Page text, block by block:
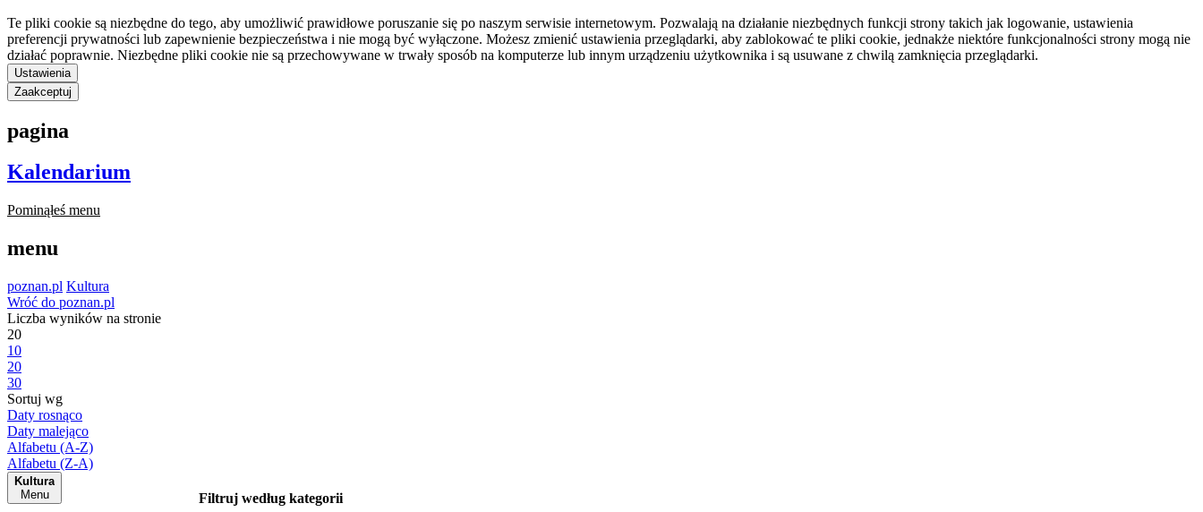
Te pliki cookie są niezbędne do tego, aby umożliwić prawidłowe poruszanie się po naszym serwisie internetowym. Pozwalają na działanie niezbędnych funkcji strony takich jak logowanie, ustawienia
preferencji prywatności lub zapewnienie bezpieczeństwa i nie mogą być wyłączone. Możesz zmienić ustawienia przeglądarki, aby zablokować te pliki cookie, jednakże niektóre funkcjonalności strony mogą nie
działać poprawnie. Niezbędne pliki cookie nie są przechowywane w trwały sposób na komputerze lub innym urządzeniu użytkownika i są usuwane z chwilą zamknięcia przeglądarki.
Ustawienia
Zaakceptuj
pagina
Kalendarium
Pominąłeś menu
menu
poznan.pl Kultura
Wróć do poznan.pl
Liczba wyników na stronie
20
10
20
30
Sortuj wg
Daty rosnąco
Daty malejąco
Alfabetu (A-Z)
Alfabetu (Z-A)
Kultura
Menu
Filtruj według kategorii